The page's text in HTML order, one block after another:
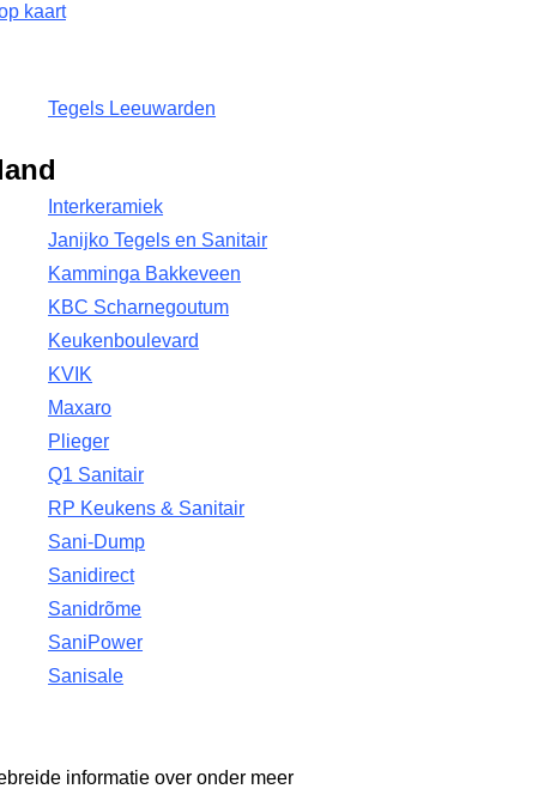
kaart
Tegels Leeuwarden
Interkeramiek
Janijko Tegels en Sanitair
Kamminga Bakkeveen
KBC Scharnegoutum
Keukenboulevard
KVIK
Maxaro
Plieger
Q1 Sanitair
RP Keukens & Sanitair
Sani-Dump
Sanidirect
Sanidrõme
SaniPower
Sanisale
informatie over onder meer